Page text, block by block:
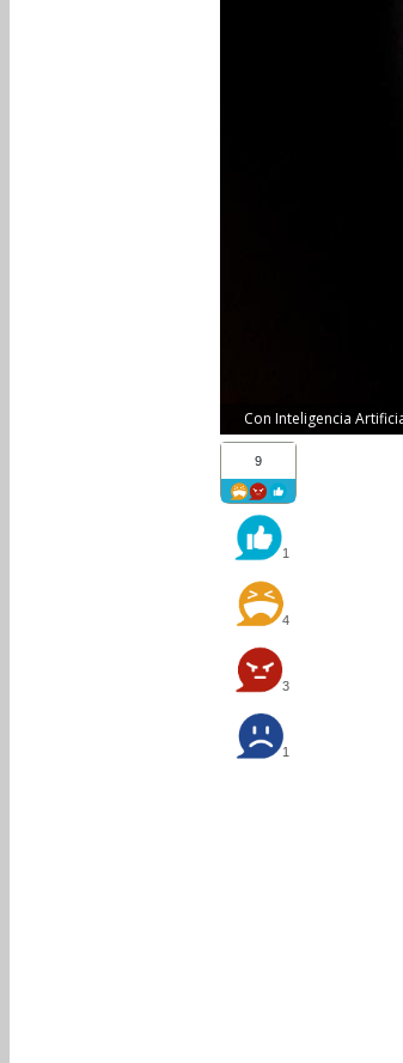
Con Inteligencia
9
1
4
3
1